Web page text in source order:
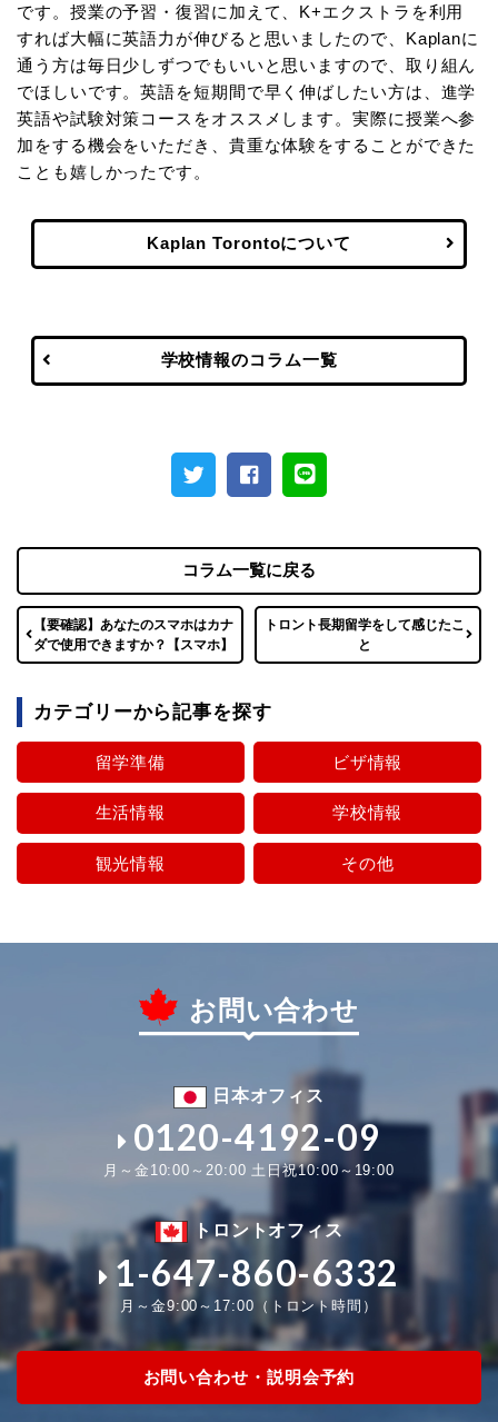
です。授業の予習・復習に加えて、K+エクストラを利用
すれば大幅に英語力が伸びると思いましたので、Kaplanに
通う方は毎日少しずつでもいいと思いますので、取り組ん
でほしいです。英語を短期間で早く伸ばしたい方は、進学
英語や試験対策コースをオススメします。実際に授業へ参
加をする機会をいただき、貴重な体験をすることができた
ことも嬉しかったです。
Kaplan Torontoについて
学校情報のコラム一覧
【要確認】あなたのスマホはカナ
ダで使用できますか？【スマホ】
コラム一覧に戻る
トロント長期留学をして感じたこ
と
カテゴリーから記事を探す
留学準備 ビザ情報
生活情報 学校情報
観光情報 その他
お問い合わせ
日本オフィス
0120-4192-09
月～金10:00～20:00 土日祝10:00～19:00
トロントオフィス
1-647-860-6332
月～金9:00～17:00（トロント時間）
お問い合わせ・説明会予約